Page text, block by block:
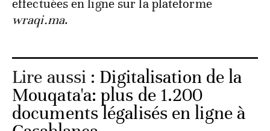
effectuées en ligne sur la plateforme
wraqi.ma.
Lire aussi : Digitalisation de la
Mouqata'a: plus de 1.200
documents légalisés en ligne à